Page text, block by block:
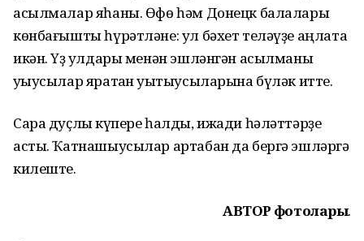
асылмалар яһаны. Өфө һәм Донецк балалары
көнбағышты һүрәтләне: ул бәхет теләүҙе аңлата
икән. Үҙ ҡулдары менән эшләнгән асылманы
уҡыусылар яратҡан уҡытыусыларына бүләк итте.
Сара дуҫлыҡ күпере һалды, ижади һәләттәрҙе
асты. Ҡатнашыусылар артабан да бергә эшләргә
килеште.
АВТОР фотолары.